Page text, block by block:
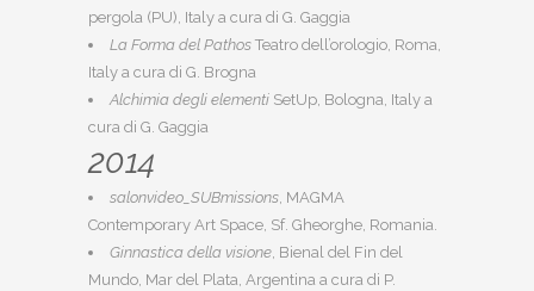
pergola (PU), Italy a cura di G. Gaggia
La Forma del Pathos Teatro dell’orologio, Roma,
Italy a cura di G. Brogna
Alchimia degli elementi SetUp, Bologna, Italy a
cura di G. Gaggia
2014
salonvideo_SUBmissions, MAGMA
Contemporary Art Space, Sf. Gheorghe, Romania.
Ginnastica della visione, Bienal del Fin del
Mundo, Mar del Plata, Argentina a cura di P.